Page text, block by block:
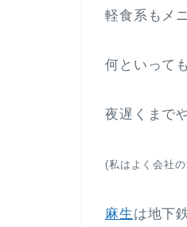
軽食系もメ
何といって
夜遅くまで
(私はよく会社
麻生 は地下